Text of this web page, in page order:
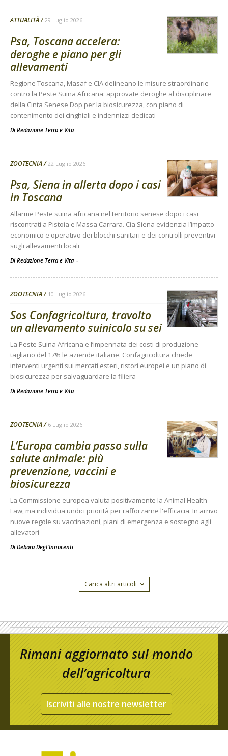
ATTUALITÀ 29 Luglio 2026
Psa, Toscana accelera:
deroghe e piano per gli
allevamenti
Regione Toscana, Masaf e CIA delineano le misure straordinarie
contro la Peste Suina Africana: approvate deroghe al disciplinare
della Cinta Senese Dop per la biosicurezza, con piano di
contenimento dei cinghiali e indennizzi dedicati
Di Redazione Terra e Vita -
ZOOTECNIA 22 Luglio 2026
Psa, Siena in allerta dopo i casi
in Toscana
Allarme Peste suina africana nel territorio senese dopo i casi
riscontrati a Pistoia e Massa Carrara. Cia Siena evidenzia l’impatto
economico e operativo dei blocchi sanitari e dei controlli preventivi
sugli allevamenti locali
Di Redazione Terra e Vita -
ZOOTECNIA 10 Luglio 2026
Sos Confagricoltura, travolto
un allevamento suinicolo su sei
La Peste Suina Africana e l’impennata dei costi di produzione
tagliano del 17% le aziende italiane. Confagricoltura chiede
interventi urgenti sui mercati esteri, ristori europei e un piano di
biosicurezza per salvaguardare la filiera
Di Redazione Terra e Vita -
ZOOTECNIA 6 Luglio 2026
L’Europa cambia passo sulla
salute animale: più
prevenzione, vaccini e
biosicurezza
La Commissione europea valuta positivamente la Animal Health
Law, ma individua undici priorità per rafforzarne l'efficacia. In arrivo
nuove regole su vaccinazioni, piani di emergenza e sostegno agli
allevatori
Di Debora Degl'Innocenti
Carica altri articoli
Rimani aggiornato sul mondo
dell’agricoltura
Iscriviti alle nostre newsletter